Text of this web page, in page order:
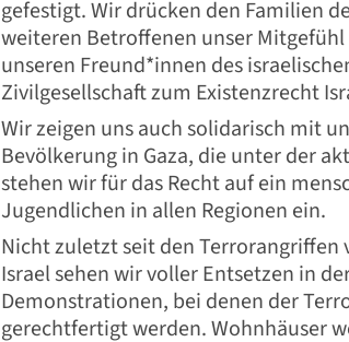
gefestigt. Wir drücken den Familien
weiteren Betroffenen unser
unseren Freund*innen des
Zivilgesellschaft zum Existenzrecht
Wir zeigen uns auch solidarisch mit
Bevölkerung in Gaza, die unter der
stehen wir für das Recht auf ein
Jugendlichen in allen Regionen ein.
Nicht zuletzt seit den Terrorangriffen
Israel sehen wir voller Entsetzen in
Demonstrationen, bei denen der
gerechtfertigt werden. Wohnhäuser